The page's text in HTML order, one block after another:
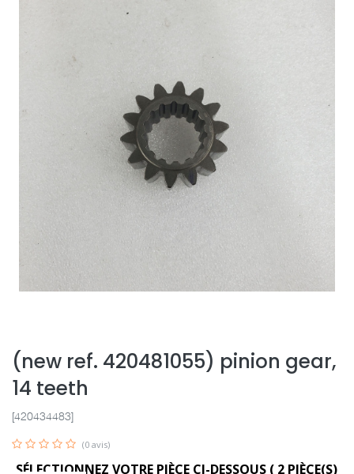
(new ref. 420481055) pinion gear,
14 teeth
[420434483]
(0 avis)
SÉLECTIONNEZ VOTRE PIÈCE CI-DESSOUS ( 2 PIÈCE(S)